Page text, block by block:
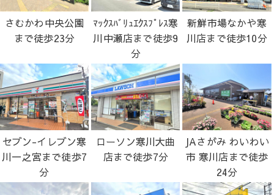
さむかわ中央公園
まで徒歩23分
ﾏｯｸｽﾊﾞﾘｭｴｸｽﾌﾟﾚｽ寒
川中瀬店まで徒歩9
分
新鮮市場なかや寒
川店まで徒歩10分
セブン-イレブン寒
川一之宮まで徒歩7
分
ローソン寒川大曲
店まで徒歩7分
JAさがみ わいわい
市 寒川店まで徒歩
24分